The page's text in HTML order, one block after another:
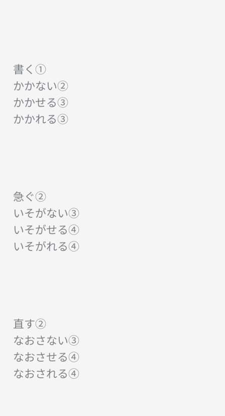
書く①
かかない②
かかせる③
かかれる③
急ぐ②
いそがない③
いそがせる④
いそがれる④
直す②
なおさない③
なおさせる④
なおされる④